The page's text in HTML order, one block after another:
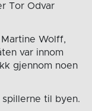
Tor Odvar
Wolff,
var innom
gjennom noen
til byen.